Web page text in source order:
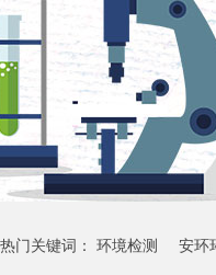
热门关键词： 环境检测 安环